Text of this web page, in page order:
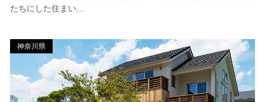
たちにした住まい...
神奈川県